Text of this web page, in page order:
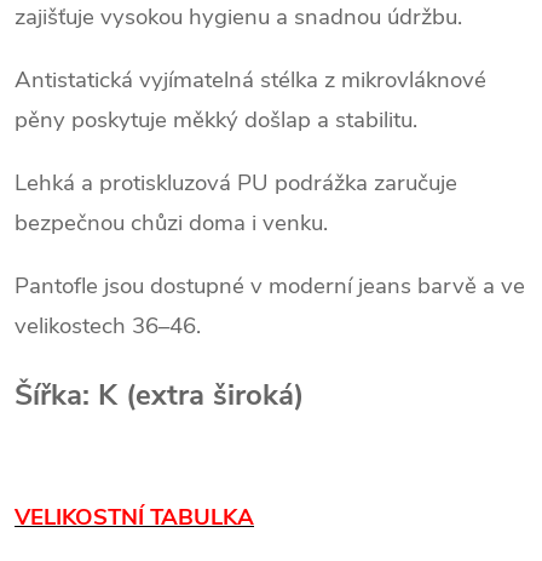
zajišťuje vysokou hygienu a snadnou údržbu.
Antistatická vyjímatelná stélka z mikrovláknové
pěny poskytuje měkký došlap a stabilitu.
Lehká a protiskluzová PU podrážka zaručuje
bezpečnou chůzi doma i venku.
Pantofle jsou dostupné v moderní jeans barvě a ve
velikostech 36–46.
Šířka: K (extra široká)
VELIKOSTNÍ TABULKA